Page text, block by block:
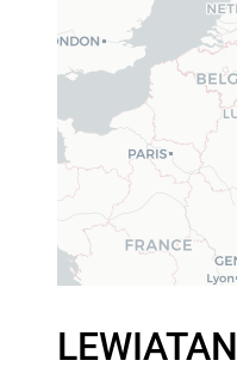
LEWIATAN